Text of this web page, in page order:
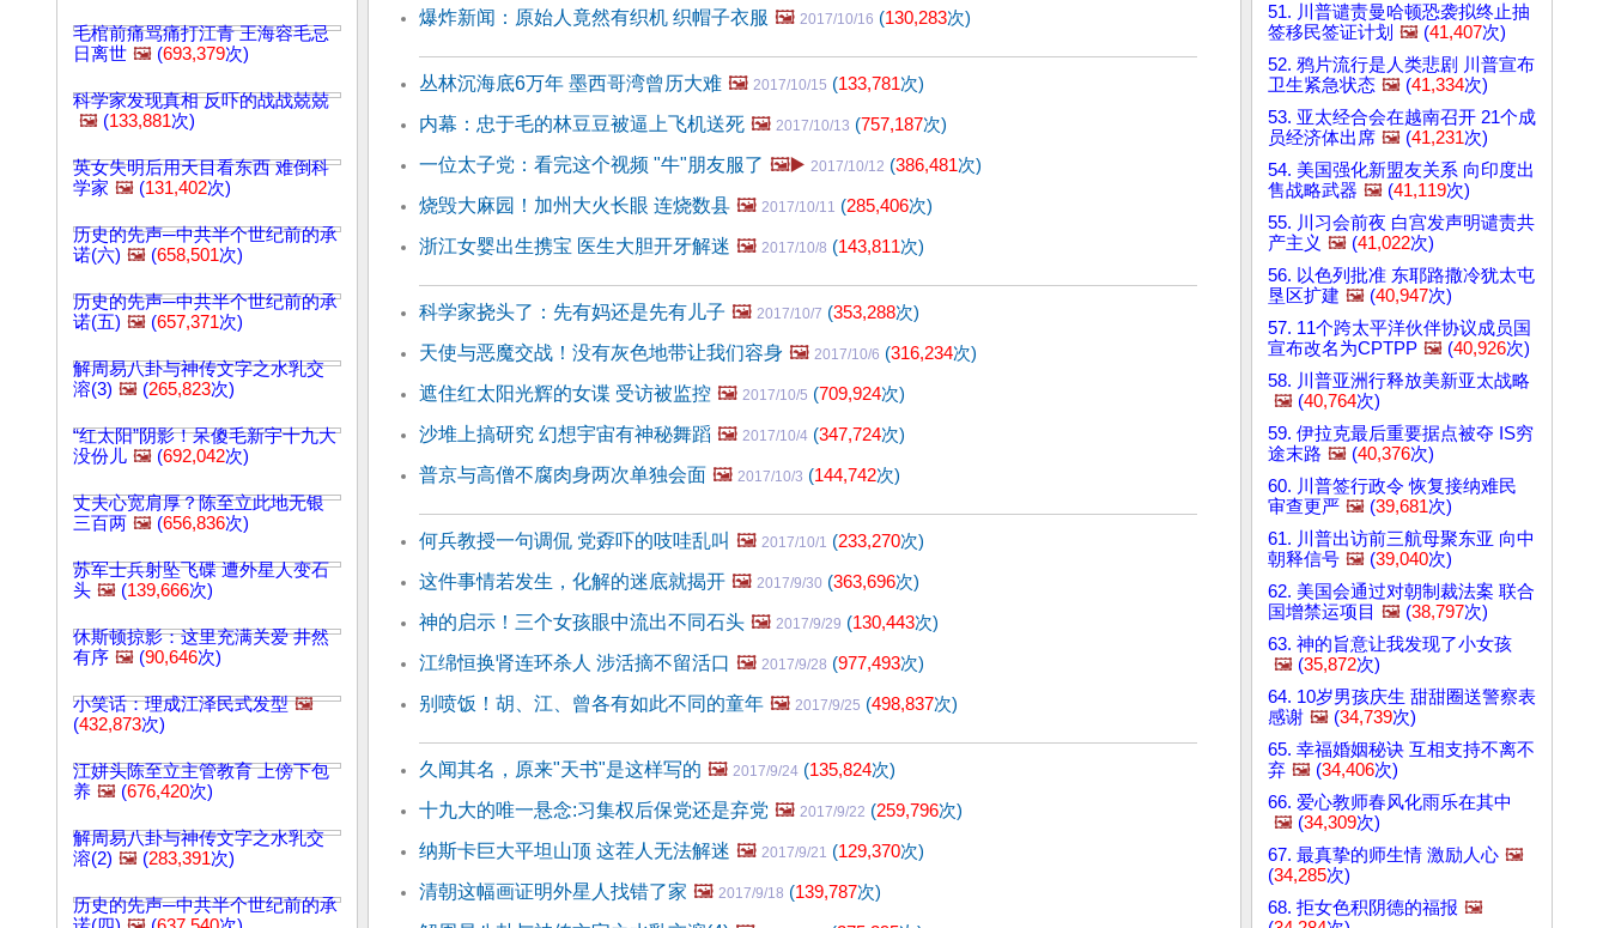
毛棺前痛骂痛打江青 王海容毛忌
日离世 🖼️ (693,379次)
科学家发现真相 反吓的战战兢兢
🖼️ (133,881次)
英女失明后用天目看东西 难倒科
学家 🖼️ (131,402次)
历史的先声─中共半个世纪前的承
诺(六) 🖼️ (658,501次)
历史的先声─中共半个世纪前的承
诺(五) 🖼️ (657,371次)
解周易八卦与神传文字之水乳交
溶(3) 🖼️ (265,823次)
“红太阳”阴影！呆傻毛新宇十九大
没份儿 🖼️ (692,042次)
丈夫心宽肩厚？陈至立此地无银
三百两 🖼️ (656,836次)
苏军士兵射坠飞碟 遭外星人变石
头 🖼️ (139,666次)
休斯顿掠影：这里充满关爱 井然
有序 🖼️ (90,646次)
小笑话：理成江泽民式发型 🖼️
(432,873次)
江姘头陈至立主管教育 上傍下包
养 🖼️ (676,420次)
解周易八卦与神传文字之水乳交
溶(2) 🖼️ (283,391次)
历史的先声─中共半个世纪前的承
爆炸新闻：原始人竟然有织机 织帽子衣服 🖼️ 2017/10/16 (130,283次)
丛林沉海底6万年 墨西哥湾曾历大难 🖼️ 2017/10/15 (133,781次)
内幕：忠于毛的林豆豆被逼上飞机送死 🖼️ 2017/10/13 (757,187次)
一位太子党：看完这个视频 "牛"朋友服了 🖼️▶️ 2017/10/12 (386,481次)
烧毁大麻园！加州大火长眼 连烧数县 🖼️ 2017/10/11 (285,406次)
浙江女婴出生携宝 医生大胆开牙解迷 🖼️ 2017/10/8 (143,811次)
科学家挠头了：先有妈还是先有儿子 🖼️ 2017/10/7 (353,288次)
天使与恶魔交战！没有灰色地带让我们容身 🖼️ 2017/10/6 (316,234次)
遮住红太阳光辉的女谍 受访被监控 🖼️ 2017/10/5 (709,924次)
沙堆上搞研究 幻想宇宙有神秘舞蹈 🖼️ 2017/10/4 (347,724次)
普京与高僧不腐肉身两次单独会面 🖼️ 2017/10/3 (144,742次)
何兵教授一句调侃 党孬吓的吱哇乱叫 🖼️ 2017/10/1 (233,270次)
这件事情若发生，化解的迷底就揭开 🖼️ 2017/9/30 (363,696次)
神的启示！三个女孩眼中流出不同石头 🖼️ 2017/9/29 (130,443次)
江绵恒换肾连环杀人 涉活摘不留活口 🖼️ 2017/9/28 (977,493次)
别喷饭！胡、江、曾各有如此不同的童年 🖼️ 2017/9/25 (498,837次)
久闻其名，原来"天书"是这样写的 🖼️ 2017/9/24 (135,824次)
十九大的唯一悬念:习集权后保党还是弃党 🖼️ 2017/9/22 (259,796次)
纳斯卡巨大平坦山顶 这茬人无法解迷 🖼️ 2017/9/21 (129,370次)
清朝这幅画证明外星人找错了家 🖼️ 2017/9/18 (139,787次)
51. 川普谴责曼哈顿恐袭拟终止抽
签移民签证计划 🖼️ (41,407次)
52. 鸦片流行是人类悲剧 川普宣布
卫生紧急状态 🖼️ (41,334次)
53. 亚太经合会在越南召开 21个成
员经济体出席 🖼️ (41,231次)
54. 美国强化新盟友关系 向印度出
售战略武器 🖼️ (41,119次)
55. 川习会前夜 白宫发声明谴责共
产主义 🖼️ (41,022次)
56. 以色列批准 东耶路撒冷犹太屯
垦区扩建 🖼️ (40,947次)
57. 11个跨太平洋伙伴协议成员国
宣布改名为CPTPP 🖼️ (40,926次)
58. 川普亚洲行释放美新亚太战略
🖼️ (40,764次)
59. 伊拉克最后重要据点被夺 IS穷
途末路 🖼️ (40,376次)
60. 川普签行政令 恢复接纳难民
审查更严 🖼️ (39,681次)
61. 川普出访前三航母聚东亚 向中
朝释信号 🖼️ (39,040次)
62. 美国会通过对朝制裁法案 联合
国增禁运项目 🖼️ (38,797次)
63. 神的旨意让我发现了小女孩
🖼️ (35,872次)
64. 10岁男孩庆生 甜甜圈送警察表
感谢 🖼️ (34,739次)
65. 幸福婚姻秘诀 互相支持不离不
弃 🖼️ (34,406次)
66. 爱心教师春风化雨乐在其中
🖼️ (34,309次)
67. 最真挚的师生情 激励人心 🖼️
(34,285次)
68. 拒女色积阴德的福报 🖼️